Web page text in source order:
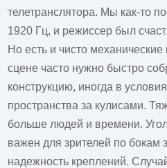
телетранслятора. Мы как-то
1920 Гц, и режиссер был
Но есть и чисто
сцене часто нужно быстро
конструкцию, иногда в
пространства за кулисами.
больше людей и времени.
важен для зрителей по бокам
надежность креплений.